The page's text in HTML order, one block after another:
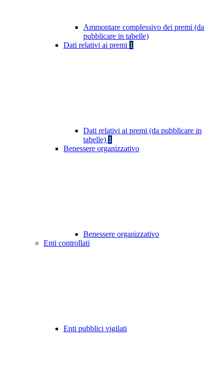
Ammontare complessivo dei premi (da
pubblicare in tabelle)
Dati relativi ai premi 1
Dati relativi ai premi (da pubblicare in
tabelle) 1
Benessere organizzativo
Benessere organizzativo
Enti controllati
Enti pubblici vigilati